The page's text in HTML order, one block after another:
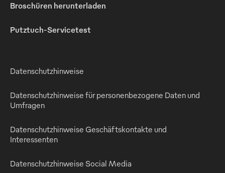
Broschüren herunterladen
Putztuch-Servicetest
Datenschutzhinweise
Datenschutzhinweise für personenbezogene Daten und
Umfragen
Datenschutzhinweise Geschäftskontakte und
Interessenten
Datenschutzhinweise Social Media